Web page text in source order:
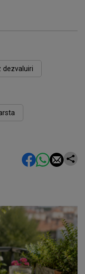
dezvaluiri